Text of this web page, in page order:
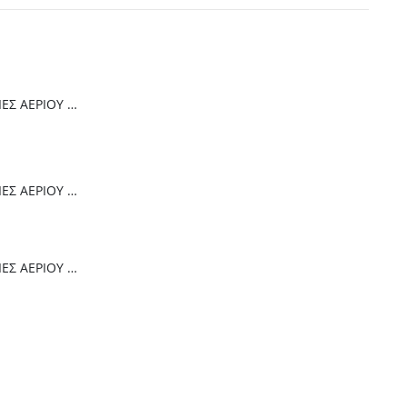
Thermogatz ΕΣΤΙΕΣ ΑΕΡΙΟΥ TGC 4236 GL
Thermogatz ΕΣΤΙΕΣ ΑΕΡΙΟΥ TGC 6014 IX
Thermogatz ΕΣΤΙΕΣ ΑΕΡΙΟΥ TGC 2460 GL